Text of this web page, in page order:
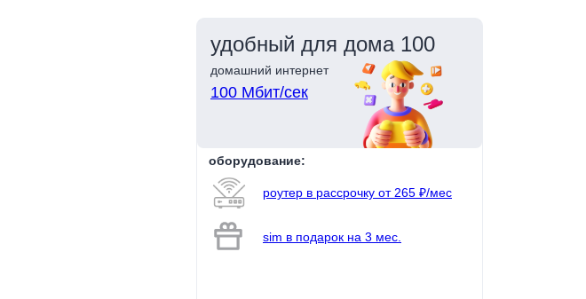
удобный для дома 100
домашний интернет
100 Мбит/сек
роутер в рассрочку от 265 ₽/мес
sim в подарок на 3 мес.
оборудование: